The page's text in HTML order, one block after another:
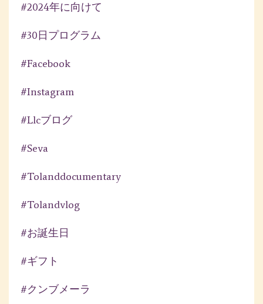
#2024年に向けて
#30日プログラム
#facebook
#instagram
#llcブログ
#seva
#tolanddocumentary
#tolandvlog
#お誕生日
#ギフト
#クンブメーラ